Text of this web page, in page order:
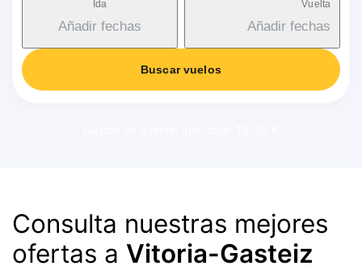
Ida
Añadir fechas
Vuelta
Añadir fechas
Buscar vuelos
Consulta nuestras mejores
ofertas a Vitoria-Gasteiz